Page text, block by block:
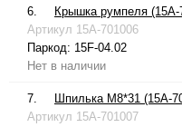
6.
Крышка румпеля (15A-
Артикул 15A-701006
Паркод: 15F-04.02
Нет в наличии
7.
Шпилька М8*31 (15A-
Артикул 15A-701007